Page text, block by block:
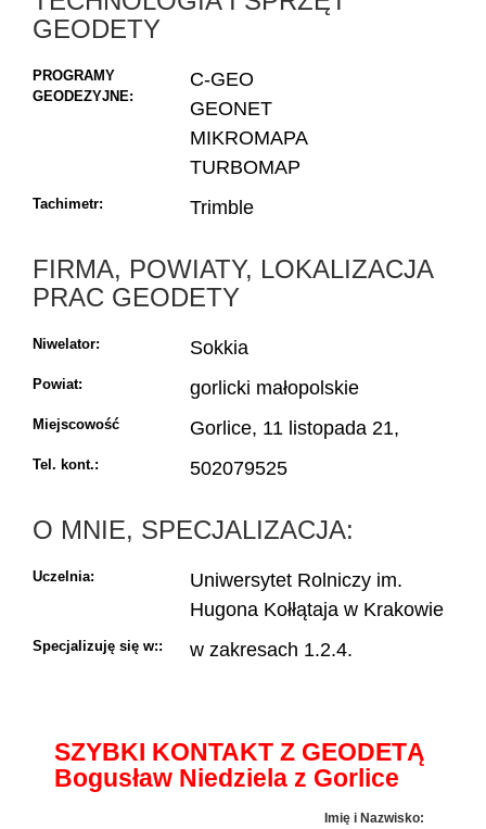
GEODETY
PROGRAMY
GEODEZYJNE:
C-GEO
GEONET
MIKROMAPA
TURBOMAP
Tachimetr: Trimble
FIRMA, POWIATY, LOKALIZACJA
PRAC GEODETY
Niwelator: Sokkia
Powiat: gorlicki małopolskie
Miejscowość Gorlice, 11 listopada 21,
Tel. kont.: 502079525
O MNIE, SPECJALIZACJA:
Uczelnia:
Uniwersytet Rolniczy im.
Hugona Kołłątaja w Krakowie
Specjalizuję się w:: w zakresach 1.2.4.
SZYBKI KONTAKT Z GEODETĄ
Bogusław Niedziela z Gorlice
Imię i Nazwisko: